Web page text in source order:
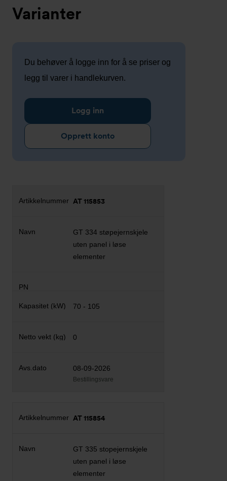
Varianter
Du behøver å logge inn for å se priser og
legg til varer i handlekurven.
Logg inn
Opprett konto
AT 115853
GT 334 støpejernskjele
uten panel i løse
elementer
70 - 105
0
08-09-2026
Bestillingsvare
AT 115854
GT 335 stopejernskjele
uten panel i løse
elementer